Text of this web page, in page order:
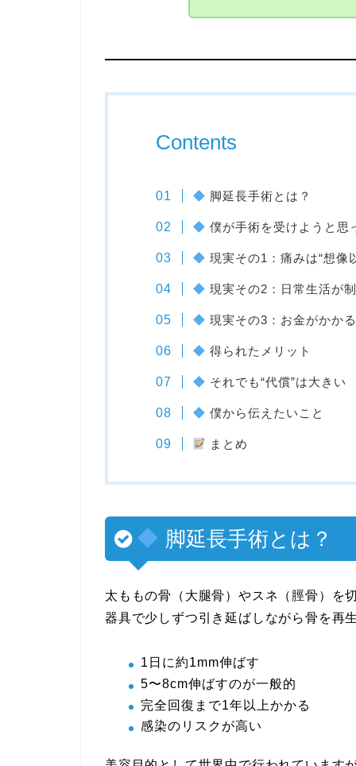
Contents
脚延長手術とは？
僕が手術を受けようと思
現実その1：痛みは“想像
現実その2：日常生活が
現実その3：お金がかか
得られたメリット
それでも“代償”は大きい
僕から伝えたいこと
まとめ
脚延長手術とは？
太ももの骨（大腿骨）やスネ（脛骨）を
器具で少しずつ引き延ばしながら骨を再
1日に約1mm伸ばす
5〜8cm伸ばすのが一般的
完全回復まで1年以上かかる
感染のリスクが高い